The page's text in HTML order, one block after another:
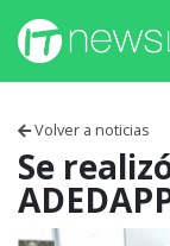
Skip to content
Volver a noticias
Se